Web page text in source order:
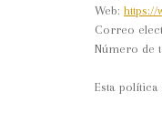
Web: https://
Correo
Número de
Esta